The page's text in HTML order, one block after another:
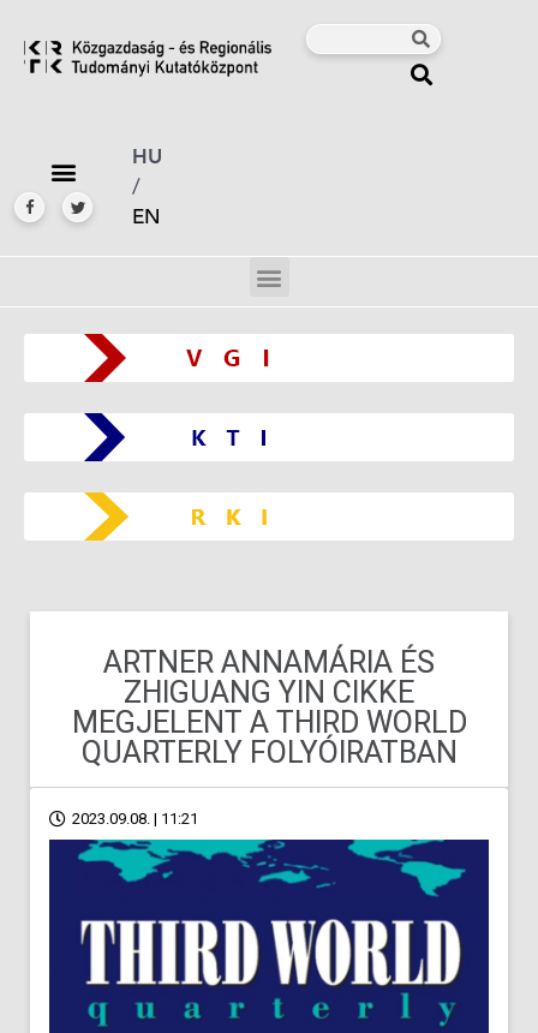
HU
/
EN
ARTNER ANNAMÁRIA ÉS
ZHIGUANG YIN CIKKE
MEGJELENT A THIRD WORLD
QUARTERLY FOLYÓIRATBAN
2023.09.08. | 11:21